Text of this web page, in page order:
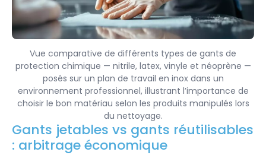
Vue comparative de différents types de gants de
protection chimique — nitrile, latex, vinyle et néoprène —
posés sur un plan de travail en inox dans un
environnement professionnel, illustrant l’importance de
choisir le bon matériau selon les produits manipulés lors
du nettoyage.
Gants jetables vs gants réutilisables
: arbitrage économique